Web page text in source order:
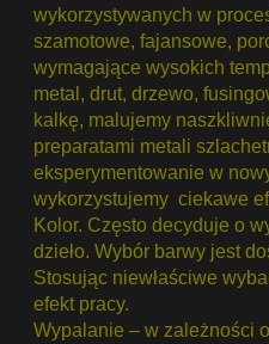
wykorzystywanych w
szamotowe, fajansowe,
wymagające wysokich
metal, drut, drzewo,
kalkę, malujemy
preparatami metali
eksperymentowanie w
wykorzystujemy ciekawe
Kolor. Często decyduje o
dzieło. Wybór barwy jest
Stosując niewłaściwe
efekt pracy.
Wypalanie – w zależności